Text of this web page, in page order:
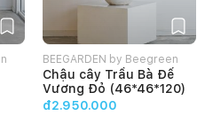
BEEGARDEN by Beegreen
Chậu cây Trầu Bà Đế
Vương Đỏ (46*46*120)
đ2.950.000